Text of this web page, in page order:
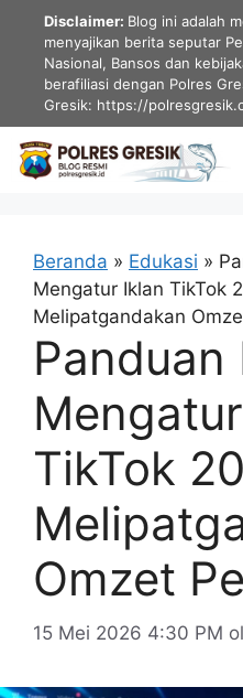
LangsungDisclaimer: Blog ini adalah
menyajikan berita seputar
Nasional, Bansos dan
berafiliasi dengan Polres
Gresik: https://
Beranda » Edukasi »
Mengatur Iklan TikTok
Melipatgandakan
TikTok
Omzet
15 Mei 2026 4:30 PM